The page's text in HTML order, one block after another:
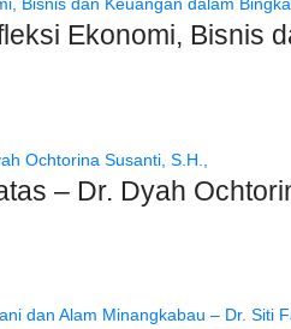
Ekonomi, Bisnis
– Dr. Dyah